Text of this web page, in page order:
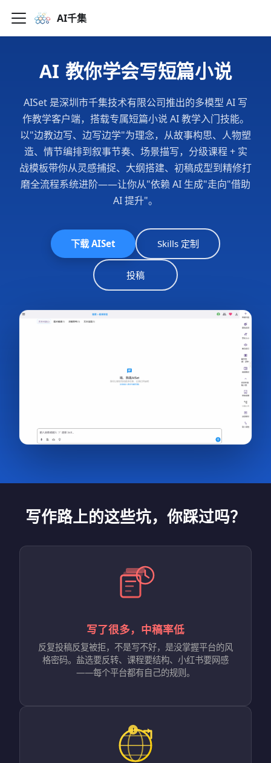
AI千集
AI 教你学会写短篇小说
AISet 是深圳市千集技术有限公司推出的多模型 AI 写
作教学客户端，搭载专属短篇小说 AI 教学入门技能。
以"边教边写、边写边学"为理念，从故事构思、人物塑
造、情节编排到叙事节奏、场景描写，分级课程 + 实
战模板带你从灵感捕捉、大纲搭建、初稿成型到精修打
磨全流程系统进阶——让你从"依赖 AI 生成"走向"借助
AI 提升"。
下载 AISet Skills 定制
投稿
写作路上的这些坑，你踩过吗？
写了很多，中稿率低
反复投稿反复被拒，不是写不好，是没掌握平台的风
格密码。盐选要反转、课程要结构、小红书要网感
——每个平台都有自己的规则。